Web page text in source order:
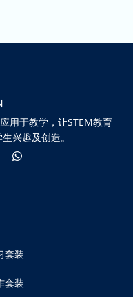
用于教学，让STEM教育
兴趣及创造。
套装
套装